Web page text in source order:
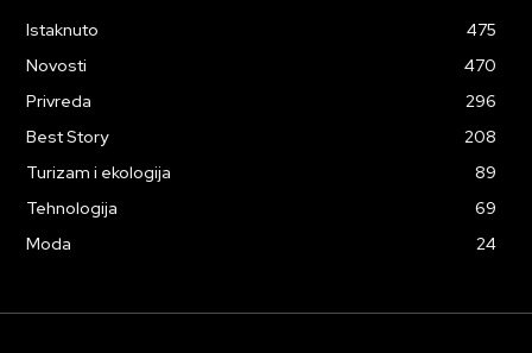
Istaknuto
475
Novosti
470
Privreda
296
Best Story
208
Turizam i ekologija
89
Tehnologija
69
Moda
24